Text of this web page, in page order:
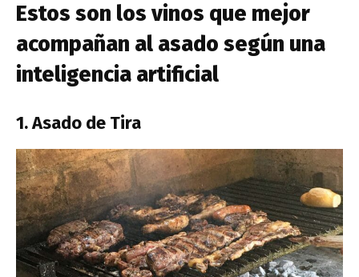
Estos son los vinos que mejor
acompañan al asado según una
inteligencia artificial
1. Asado de Tira